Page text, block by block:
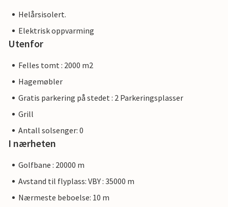
Helårsisolert.
Elektrisk oppvarming
Utenfor
Felles tomt : 2000 m2
Hagemøbler
Gratis parkering på stedet : 2 Parkeringsplasser
Grill
Antall solsenger: 0
I nærheten
Golfbane : 20000 m
Avstand til flyplass: VBY : 35000 m
Nærmeste beboelse: 10 m